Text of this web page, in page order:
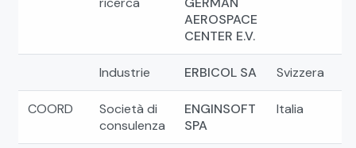
AEROSPACE
CENTER E.V.
Industrie ERBICOL SA Svizzera
COORD
Società di
consulenza
ENGINSOFT
SPA
Italia